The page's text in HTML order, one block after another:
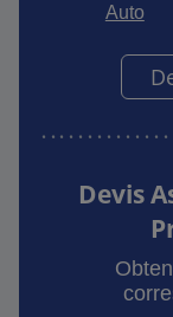
Auto
Devis